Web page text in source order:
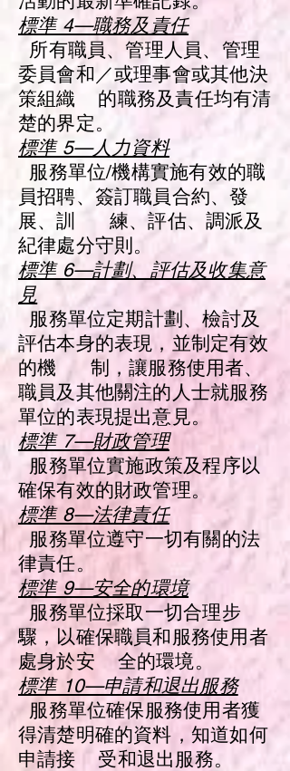
標準 4—職務及責任
所有職員、管理人員、管理
委員會和／或理事會或其他決
策組織 的職務及責任均有清
楚的界定。
標準 5—人力資料
服務單位/機構實施有效的職
員招聘、簽訂職員合約、發
展、訓 練、評估、調派及
紀律處分守則。
標準 6—計劃、評估及收集意
見
服務單位定期計劃、檢討及
評估本身的表現，並制定有效
的機 制，讓服務使用者、
職員及其他關注的人士就服務
單位的表現提出意見。
標準 7—財政管理
服務單位實施政策及程序以
確保有效的財政管理。
標準 8—法律責任
服務單位遵守一切有關的法
律責任。
標準 9—安全的環境
服務單位採取一切合理步
驟，以確保職員和服務使用者
處身於安 全的環境。
標準 10—申請和退出服務
服務單位確保服務使用者獲
得清楚明確的資料，知道如何
申請接 受和退出服務。